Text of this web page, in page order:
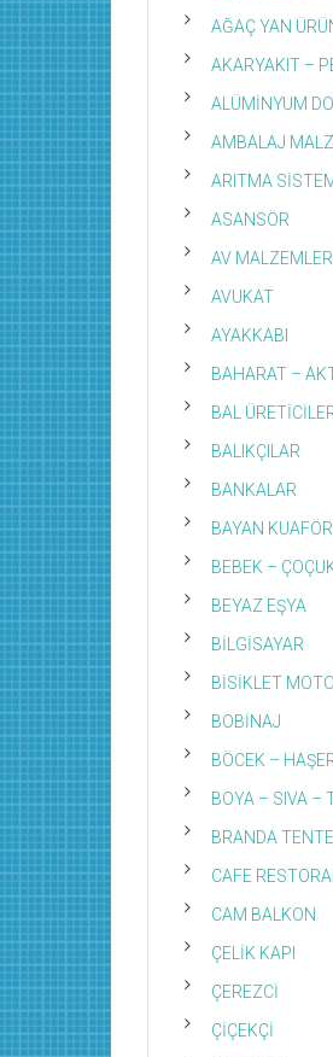
AĞAÇ YAN
AKARYAKIT –
ALÜMİNYUM
AMBALAJ
ARITMA
ASANSÖR
AV
AVUKAT
AYAKKABI
BAHARAT –
BAL
BALIKÇILAR
BANKALAR
BAYAN
BEBEK –
BEYAZ EŞYA
BİLGİSAYAR
BİSİKLET
BOBİNAJ
BÖCEK –
BOYA – SIVA –
BRANDA
CAFE
CAM BALKON
ÇELİK KAPI
ÇEREZCİ
ÇİÇEKÇİ